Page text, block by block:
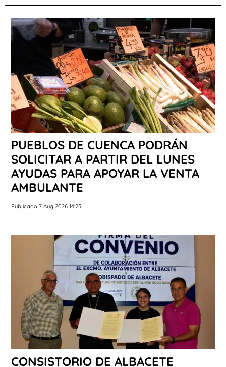
PUEBLOS DE CUENCA PODRÁN
SOLICITAR A PARTIR DEL LUNES
AYUDAS PARA APOYAR LA VENTA
AMBULANTE
Publicado 7 Aug 2026 14:25
CONSISTORIO DE ALBACETE